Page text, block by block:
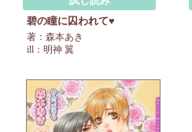
碧の瞳に囚われて♥
著：森本あき
ill：明神 翼